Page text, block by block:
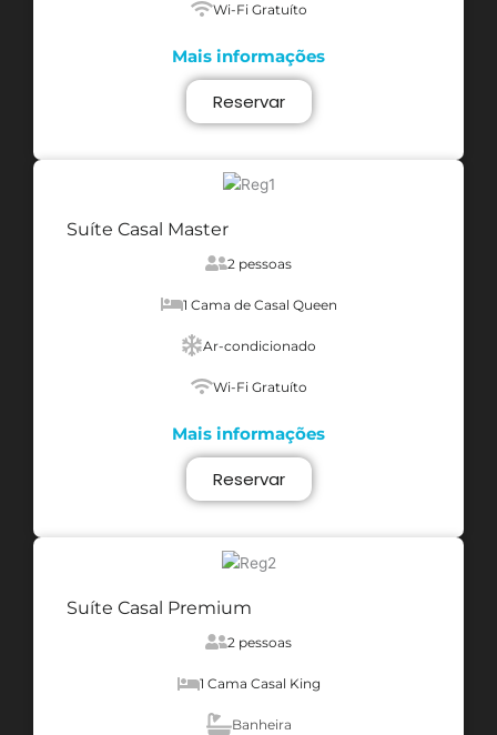
Wi-Fi Gratuíto
Mais informações
Reservar
Suíte Casal Master
2 pessoas
1 Cama de Casal Queen
Ar-condicionado
Wi-Fi Gratuíto
Mais informações
Reservar
Suíte Casal Premium
2 pessoas
1 Cama Casal King
Banheira